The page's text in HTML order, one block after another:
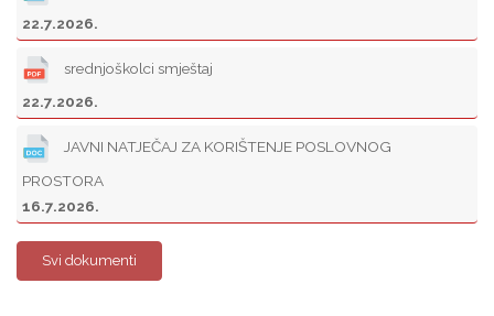
22.7.2026.
srednjoškolci smještaj
22.7.2026.
JAVNI NATJEČAJ ZA KORIŠTENJE POSLOVNOG
PROSTORA
16.7.2026.
Svi dokumenti